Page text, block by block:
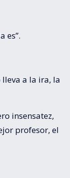
es”.
a la ira, la
insensatez,
profesor, el